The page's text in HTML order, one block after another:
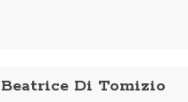
Beatrice Di Tomizio